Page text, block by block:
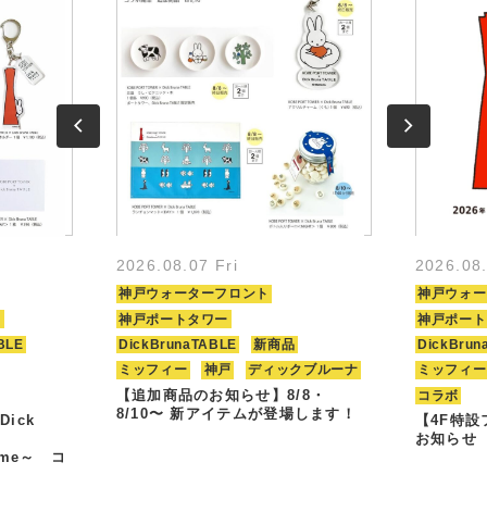
～ コ
2026.08.07 Fri
神戸ウォーターフロント
神戸ポートタワー
DickBrunaTABLE
新商品
ミッフィー
神戸 ディックブルーナ
【追加商品のお知らせ】8/8・
8/10〜 新アイテムが登場します！
神戸ウォ
神戸ポー
ミッフィー
コラボ
【4F特
お知らせ